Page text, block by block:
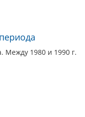
Между 1980 и 1990 г.